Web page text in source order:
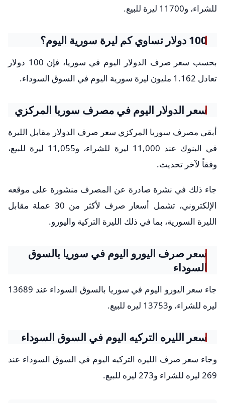
للشراء، و11700 ليرة للبيع.
100 دولار تساوي كم ليرة سورية اليوم؟
بحسب سعر صرف الدولار اليوم في سوريا، فإن 100 دولار
تعادل 1.162 مليون ليرة سورية اليوم في السوق السوداء.
سعر الدولار اليوم في مصرف سوريا المركزي
أبقى مصرف سوريا المركزي سعر صرف الدولار مقابل الليرة
في البنوك عند 11,000 ليرة للشراء، و11,055 ليرة للبيع،
وفقاً لآخر تحديث.
جاء ذلك في نشرة صادرة عن المصرف منشورة على موقعه
الإلكتروني، تشمل أسعار صرف لأكثر من 30 عملة مقابل
الليرة السورية، بما في ذلك الليرة التركية واليورو.
سعر صرف اليورو اليوم في سوريا بالسوق
السوداء
جاء سعر اليورو اليوم في سوريا بالسوق السوداء عند 13689
ليره للشراء، و13753 ليره للبيع.
سعر الليره التركيه اليوم في السوق السوداء
وجاء سعر صرف الليره التركيه اليوم في السوق السوداء عند
269 ليره للشراء و273 ليره للبيع.